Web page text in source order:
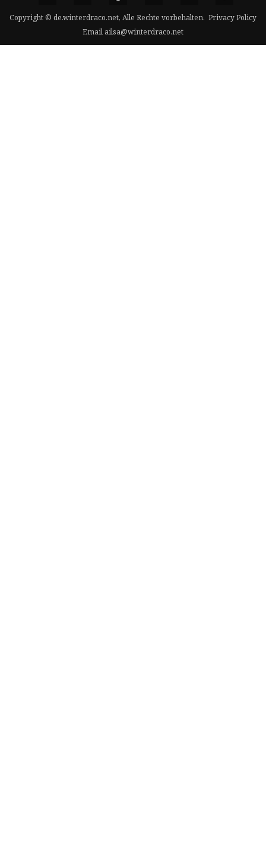
Copyright © de.winterdraco.net, Alle Rechte vorbehalten. Privacy Policy
Email ailsa@winterdraco.net